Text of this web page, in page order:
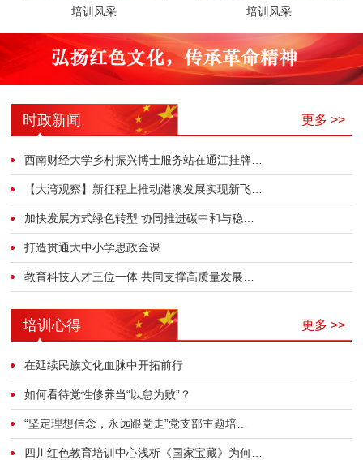
培训风采 培训风采
时政新闻 更多 >>
西南财经大学乡村振兴博士服务站在通江挂牌…
【大湾观察】新征程上推动港澳发展实现新飞…
加快发展方式绿色转型 协同推进碳中和与稳…
打造贯通大中小学思政金课
教育科技人才三位一体 共同支撑高质量发展…
培训心得 更多 >>
在延续民族文化血脉中开拓前行
如何看待党性修养当“以怠为败”？
“坚定理想信念，永远跟党走”党支部主题培…
四川红色教育培训中心浅析《国家宝藏》为何…